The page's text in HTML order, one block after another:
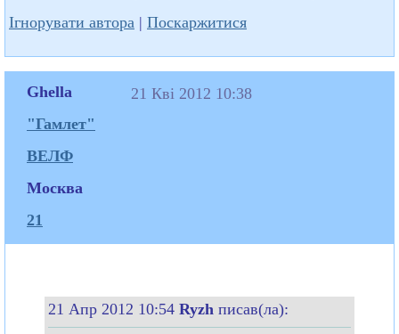
Ігнорувати автора | Поскаржитися
Ghella
"Гамлет"
ВЕЛФ
Москва
21
21 Кві 2012 10:38
21 Апр 2012 10:54 Ryzh писав(ла):